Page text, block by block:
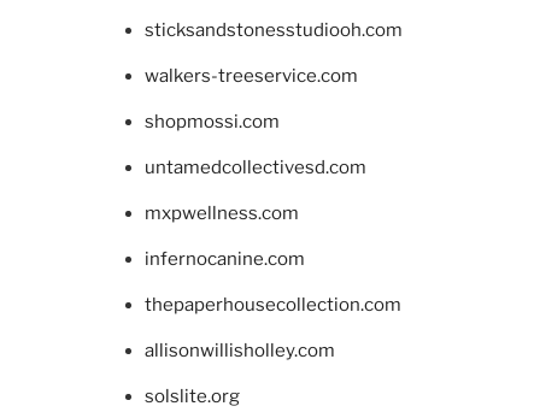
sticksandstonesstudiooh.com
walkers-treeservice.com
shopmossi.com
untamedcollectivesd.com
mxpwellness.com
infernocanine.com
thepaperhousecollection.com
allisonwillisholley.com
solslite.org